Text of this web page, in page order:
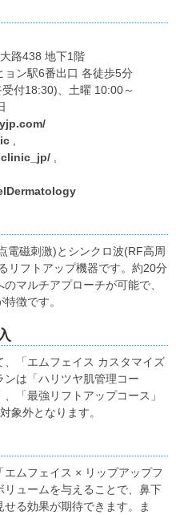
路438 地下1階
ョン駅6番出口 各徒歩5分
付18:30)、土曜 10:00～
電磁刺激)とシンクロ波(RF高周
リフトアップ機器です。約20分
マルチアプローチが可能で、
徴です。
「エムフェイス カスタマイズ
は「ハリツヤ肌管理コー
「最強リフトアップコース」
象外となります。
ムフェイス × リップアップフ
リュームを与えることで、鼻下
る効果が期待できます。ま